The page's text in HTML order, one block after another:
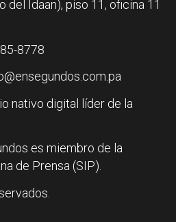
del Idaan), piso 11, oficina 11
8778
nativo digital líder de la
es miembro de la
de Prensa (SIP).